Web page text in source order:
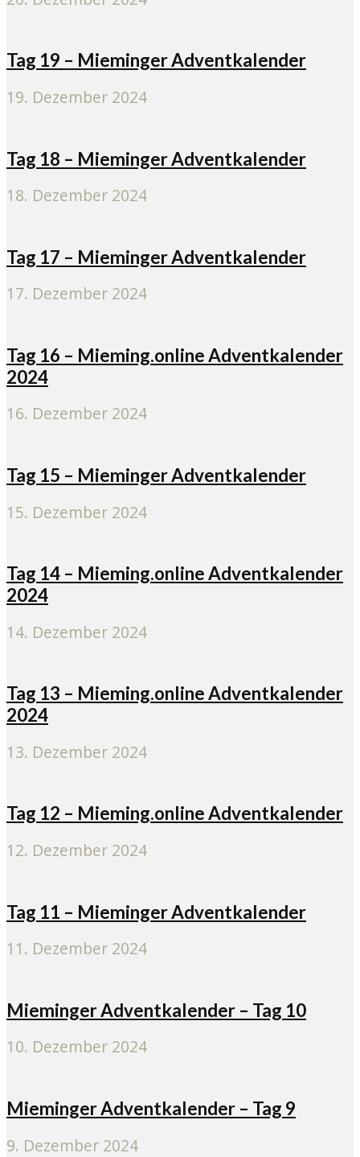
Tag 19 – Mieminger Adventkalender
19. Dezember 2024
Tag 18 – Mieminger Adventkalender
18. Dezember 2024
Tag 17 – Mieminger Adventkalender
17. Dezember 2024
Tag 16 – Mieming.online Adventkalender
2024
16. Dezember 2024
Tag 15 – Mieminger Adventkalender
15. Dezember 2024
Tag 14 – Mieming.online Adventkalender
2024
14. Dezember 2024
Tag 13 – Mieming.online Adventkalender
2024
13. Dezember 2024
Tag 12 – Mieming.online Adventkalender
12. Dezember 2024
Tag 11 – Mieminger Adventkalender
11. Dezember 2024
Mieminger Adventkalender – Tag 10
10. Dezember 2024
Mieminger Adventkalender – Tag 9
9. Dezember 2024